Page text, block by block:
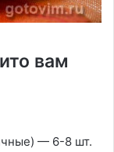
вам
— 6-8 шт.